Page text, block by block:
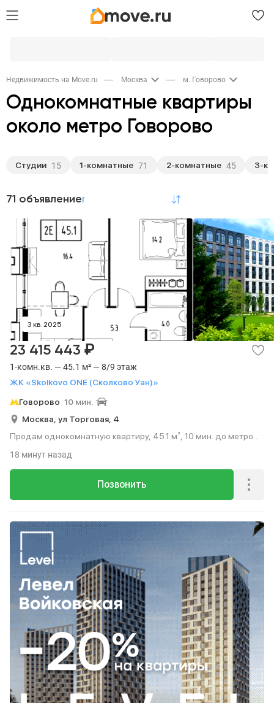
Недвижимость на Move.ru Москва м. Говорово
Однокомнатные квартиры
около метро Говорово
Студии 15 1-комнатные 71 2-комнатные 45 3-
71 объявление
3 кв. 2025
1-комн.кв. — 45.1 м² — 8/9 этаж
ЖК «Skolkovo ONE (Сколково Уан)»
23 415 443 ₽
Говорово 10 мин.
Москва, ул Торговая, 4
Продам однокомнатную квартиру, 45.1 м², 10 мин. до метро
Позвонить
18 минут назад